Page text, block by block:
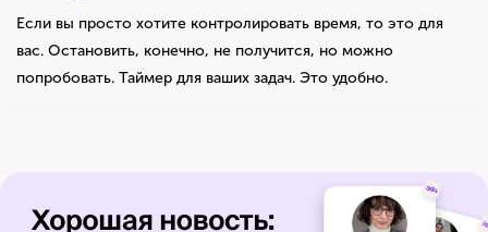
Если вы просто хотите контролировать время, то это для
вас. Остановить, конечно, не получится, но можно
попробовать. Таймер для ваших задач. Это удобно.